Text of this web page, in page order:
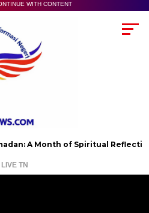
WITH CONTENT
A Month of Spiritual Reflection,
LIVE TN